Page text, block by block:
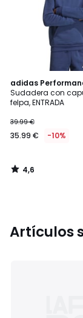
adidas
Sudadera con
felpa, ENTRADA
39.99 €
35.99 € -10%
4,6
/ 5
4
Colores
4,6
/
Artículos